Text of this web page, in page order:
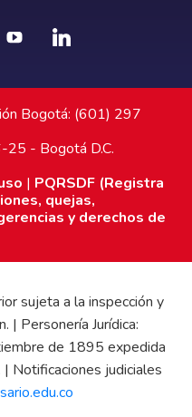
Bogotá: (601) 297
25 - Bogotá D.C.
| PQRSDF (Registra
quejas,
y derechos de
sujeta a la inspección y
| Personería Jurídica:
de 1895 expedida
Notificaciones judiciales